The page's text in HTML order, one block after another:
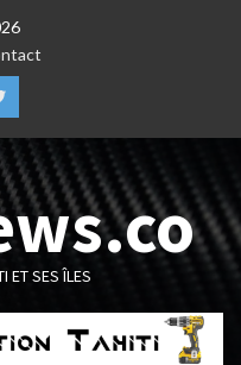
ET SES ÎLES